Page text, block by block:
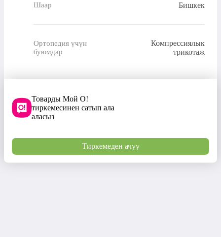
Шаар Бишкек
Ортопедия үчүн
буюмдар
Компрессиялык
трикотаж
Товарды Мой О!
тиркемесинен сатып ала
аласыз
Тиркемеден ачуу